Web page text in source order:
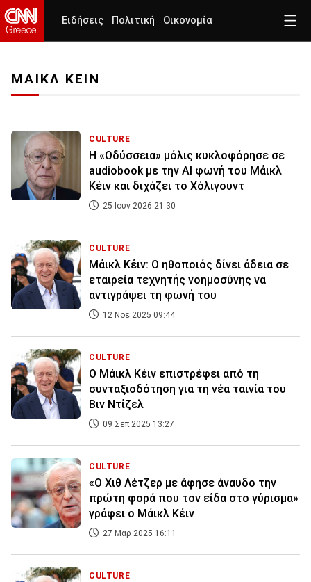
Ειδήσεις Πολιτική Οικονομία
ΜΑΙΚΛ ΚΕΙΝ
CULTURE
Η «Οδύσσεια» μόλις κυκλοφόρησε σε
audiobook με την ΑΙ φωνή του Μάικλ
Κέιν και διχάζει το Χόλιγουντ
25 Ιουν 2026 21:30
CULTURE
Μάικλ Κέιν: Ο ηθοποιός δίνει άδεια σε
εταιρεία τεχνητής νοημοσύνης να
αντιγράψει τη φωνή του
12 Νοε 2025 09:44
CULTURE
Ο Μάικλ Κέιν επιστρέφει από τη
συνταξιοδότηση για τη νέα ταινία του
Βιν Ντίζελ
09 Σεπ 2025 13:27
CULTURE
«Ο Χιθ Λέτζερ με άφησε άναυδο την
πρώτη φορά που τον είδα στo γύρισμα»
γράφει ο Μάικλ Κέιν
27 Μαρ 2025 16:11
CULTURE